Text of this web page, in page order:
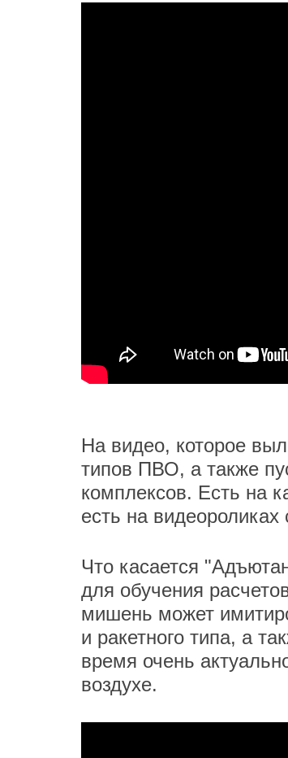
На видео, которое
типов ПВО, а также
комплексов. Есть на
есть на видеороликах
Что касается
для обучения
мишень может
и ракетного типа, а
время очень
воздухе.